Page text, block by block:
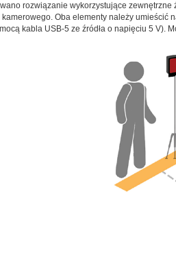
rozwiązanie wykorzystujące zewnętrzne
Oba elementy należy umieścić
kabla USB-5 ze źródła o napięciu 5 V).